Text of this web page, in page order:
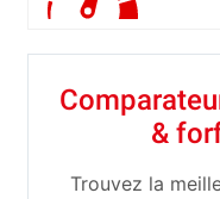
&
Trouvez la